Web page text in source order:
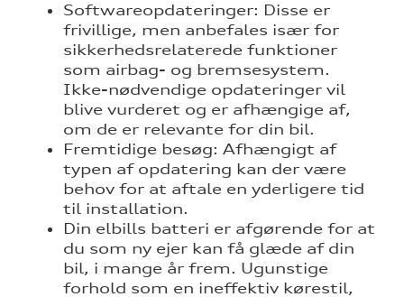
Softwareopdateringer: Disse er
frivillige, men anbefales især for
sikkerhedsrelaterede funktioner
som airbag- og bremsesystem.
Ikke-nødvendige opdateringer vil
blive vurderet og er afhængige af,
om de er relevante for din bil.
Fremtidige besøg: Afhængigt af
typen af opdatering kan der være
behov for at aftale en yderligere tid
til installation.
Din elbills batteri er afgørende for at
du som ny ejer kan få glæde af din
bil, i mange år frem. Ugunstige
forhold som en ineffektiv kørestil,